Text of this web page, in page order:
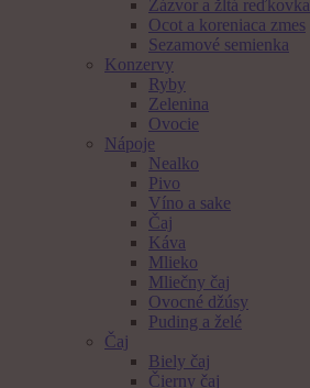
Zázvor a žltá reďkovka
Ocot a koreniaca zmes
Sezamové semienka
Konzervy
Ryby
Zelenina
Ovocie
Nápoje
Nealko
Pivo
Víno a sake
Čaj
Káva
Mlieko
Mliečny čaj
Ovocné džúsy
Puding a želé
Čaj
Biely čaj
Čierny čaj